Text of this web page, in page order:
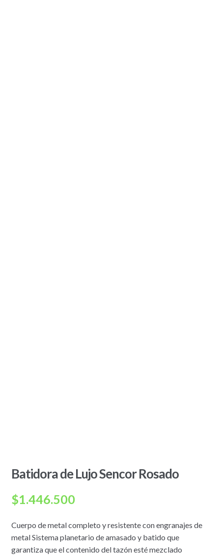
Batidora de Lujo Sencor Rosado
$1.446.500
Cuerpo de metal completo y resistente con engranajes de
metal Sistema planetario de amasado y batido que
garantiza que el contenido del tazón esté mezclado